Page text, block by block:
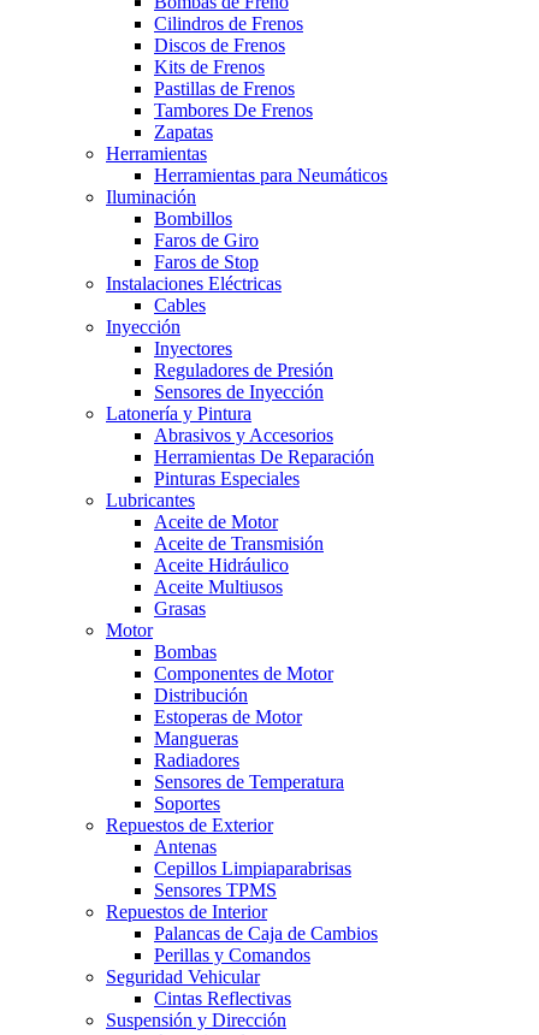
Cilindros de Frenos
Discos de Frenos
Kits de Frenos
Pastillas de Frenos
Tambores De Frenos
Zapatas
Herramientas
Herramientas para Neumáticos
Iluminación
Bombillos
Faros de Giro
Faros de Stop
Instalaciones Eléctricas
Cables
Inyección
Inyectores
Reguladores de Presión
Sensores de Inyección
Latonería y Pintura
Abrasivos y Accesorios
Herramientas De Reparación
Pinturas Especiales
Lubricantes
Aceite de Motor
Aceite de Transmisión
Aceite Hidráulico
Aceite Multiusos
Grasas
Motor
Bombas
Componentes de Motor
Distribución
Estoperas de Motor
Mangueras
Radiadores
Sensores de Temperatura
Soportes
Repuestos de Exterior
Antenas
Cepillos Limpiaparabrisas
Sensores TPMS
Repuestos de Interior
Palancas de Caja de Cambios
Perillas y Comandos
Seguridad Vehicular
Cintas Reflectivas
Suspensión y Dirección